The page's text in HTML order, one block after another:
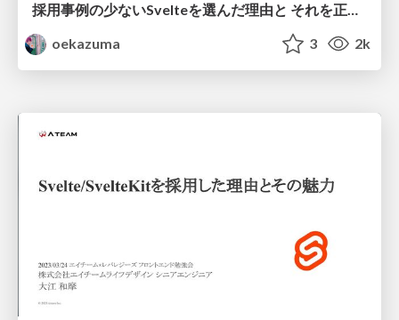
採用事例の少ないSvelteを選んだ理由と それを正解にするためにやっていること
oekazuma
3 2k